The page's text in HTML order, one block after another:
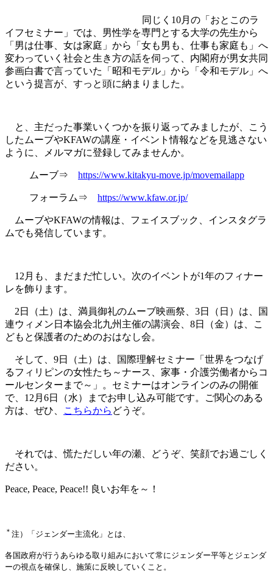
同じく10月の「おとこのラ
イフセミナー」では、男性学を専門とする大学の先生から
「男は仕事、女は家庭」から「女も男も、仕事も家庭も」へ
変わっていく社会と生き方の話を伺って、内閣府が男女共同
参画白書で言っていた「昭和モデル」から「令和モデル」へ
という提言が、すっと頭に納まりました。
と、主だった事業いくつかを振り返ってみましたが、こう
したムーブやKFAWの講座・イベント情報などを見逃さない
ように、メルマガに登録してみませんか。
ムーブ⇒ https://www.kitakyu-move.jp/movemailapp
フォーラム⇒ https://www.kfaw.or.jp/
ムーブやKFAWの情報は、フェイスブック、インスタグラ
ムでも発信しています。
12月も、まだまだ忙しい。次のイベントが1年のフィナー
レを飾ります。
2日（土）は、満員御礼のムーブ映画祭、3日（日）は、国
連ウィメン日本協会北九州主催の講演会、8日（金）は、こ
どもと保護者のためのおはなし会。
そして、9日（土）は、国際理解セミナー「世界をつなげ
るフィリピンの女性たち～ナース、家事・介護労働者からコ
ールセンターまで～」。セミナーはオンラインのみの開催
で、12月6日（水）までお申し込み可能です。ご関心のある
方は、ぜひ、
こちらから どうぞ。
それでは、慌ただしい年の瀬、どうぞ、笑顔でお過ごしく
ださい。
Peace, Peace, Peace!! 良いお年を～！
＊ 注）「ジェンダー主流化」とは、
各国政府が行うあらゆる取り組みにおいて常にジェンダー平等とジェンダ
ーの視点を確保し、施策に反映していくこと。